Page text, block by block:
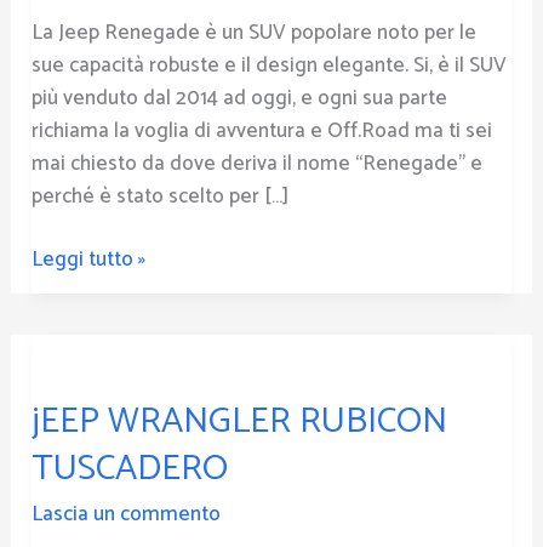
La Jeep Renegade è un SUV popolare noto per le
sue capacità robuste e il design elegante. Si, è il SUV
più venduto dal 2014 ad oggi, e ogni sua parte
richiama la voglia di avventura e Off.Road ma ti sei
mai chiesto da dove deriva il nome “Renegade” e
perché è stato scelto per […]
Leggi tutto »
jEEP WRANGLER RUBICON
TUSCADERO
Lascia un commento
RUBICON
TUSCADERO